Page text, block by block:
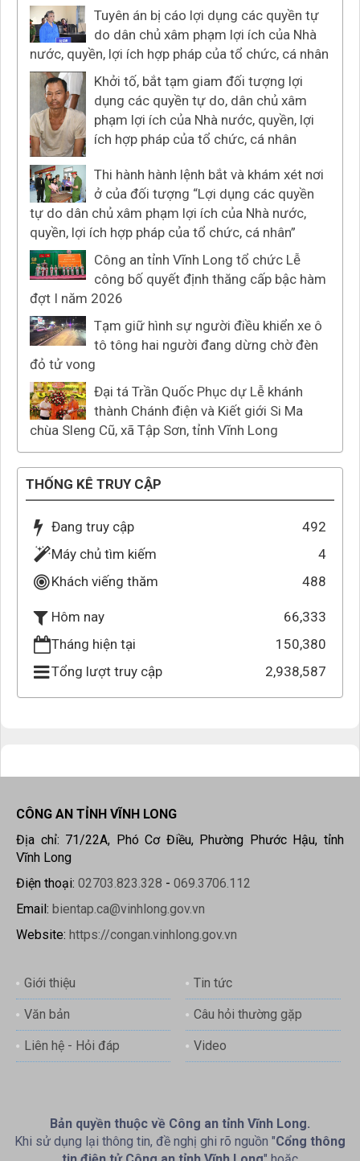
Tuyên án bị cáo lợi dụng các quyền tự
do dân chủ xâm phạm lợi ích của Nhà
nước, quyền, lợi ích hợp pháp của tổ chức, cá nhân
Khởi tố, bắt tạm giam đối tượng lợi
dụng các quyền tự do, dân chủ xâm
phạm lợi ích của Nhà nước, quyền, lợi
ích hợp pháp của tổ chức, cá nhân
Thi hành hành lệnh bắt và khám xét nơi
ở của đối tượng “Lợi dụng các quyền
tự do dân chủ xâm phạm lợi ích của Nhà nước,
quyền, lợi ích hợp pháp của tổ chức, cá nhân”
Công an tỉnh Vĩnh Long tổ chức Lễ
công bố quyết định thăng cấp bậc hàm
đợt I năm 2026
Tạm giữ hình sự người điều khiển xe ô
tô tông hai người đang dừng chờ đèn
đỏ tử vong
Đại tá Trần Quốc Phục dự Lễ khánh
thành Chánh điện và Kiết giới Si Ma
chùa Sleng Cũ, xã Tập Sơn, tỉnh Vĩnh Long
THỐNG KÊ TRUY CẬP
Đang truy cập
492
Máy chủ tìm kiếm
4
Khách viếng thăm
488
Hôm nay
66,333
Tháng hiện tại
150,380
Tổng lượt truy cập
2,938,587
CÔNG AN TỈNH VĨNH LONG
Địa chỉ: 71/22A, Phó Cơ Điều, Phường Phước Hậu, tỉnh
Vĩnh Long
Điện thoại: 02703.823.328 - 069.3706.112
Email: bientap.ca@vinhlong.gov.vn
Website: https://congan.vinhlong.gov.vn
Giới thiệu Tin tức
Văn bản Câu hỏi thường gặp
Liên hệ - Hỏi đáp Video
Bản quyền thuộc về Công an tỉnh Vĩnh Long.
Khi sử dụng lại thông tin, đề nghị ghi rõ nguồn "Cổng thông